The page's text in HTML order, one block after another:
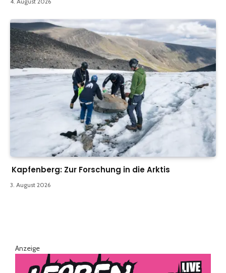
Kapfenberg: Zur Forschung in die Arktis
3. August 2026
Anzeige